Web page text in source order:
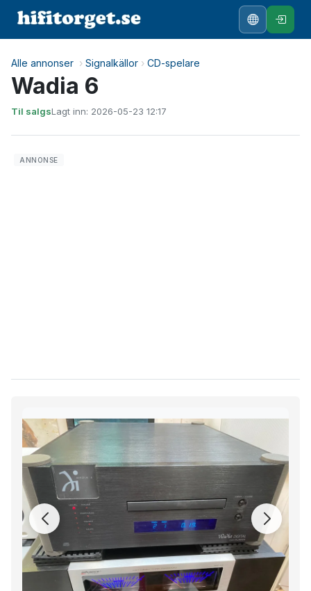
Alle annonser › Signalkällor › CD-spelare
Wadia 6
Til salgsLagt inn: 2026-05-23 12:17